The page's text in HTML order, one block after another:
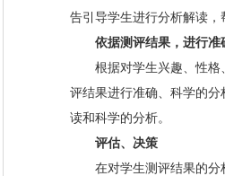
告引导学生进行分析解读
依据测评结果，进行准
根据对学生兴趣、性格
评结果进行准确、科学的
读和科学的分析。
评估、决策
在对学生测评结果的分